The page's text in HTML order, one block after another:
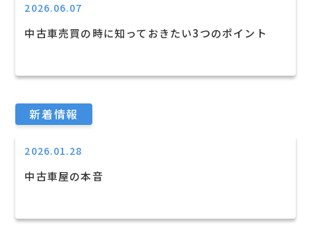
2026.06.07
中古車売買の時に知っておきたい3つのポイント
新着情報
2026.01.28
中古車屋の本音